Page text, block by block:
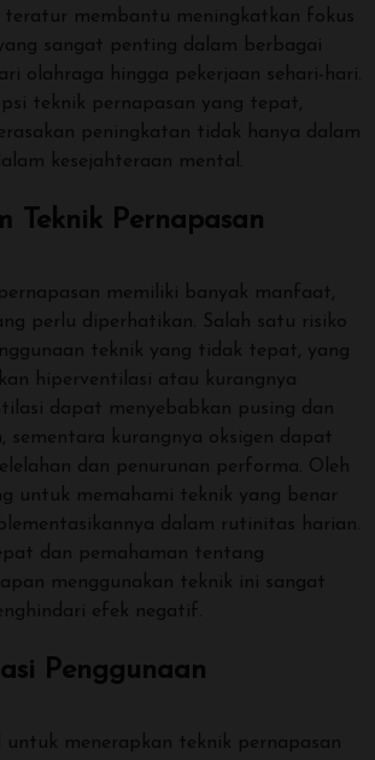
teratur membantu meningkatkan fokus
sangat penting dalam berbagai
olahraga hingga pekerjaan sehari-hari.
teknik pernapasan yang tepat,
peningkatan tidak hanya dalam
kesejahteraan mental.
Teknik Pernapasan
memiliki banyak manfaat,
perlu diperhatikan. Salah satu risiko
teknik yang tidak tepat, yang
hiperventilasi atau kurangnya
dapat menyebabkan pusing dan
sementara kurangnya oksigen dapat
dan penurunan performa. Oleh
untuk memahami teknik yang benar
dalam rutinitas harian.
dan pemahaman tentang
menggunakan teknik ini sangat
efek negatif.
Penggunaan
untuk menerapkan teknik pernapasan